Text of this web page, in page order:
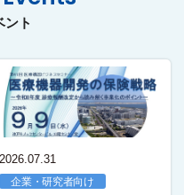
ント
2026.07.31
企業・研究者向け